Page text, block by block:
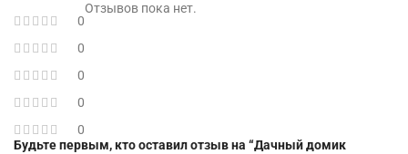
0
0
0
0
0
Отзывов пока нет.
Будьте первым, кто оставил отзыв на “Дачный домик